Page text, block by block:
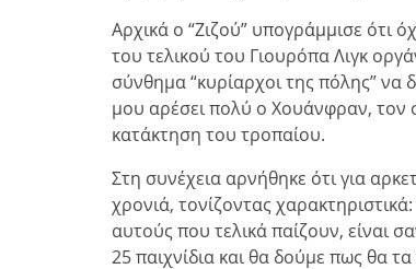
Αρχικά ο “Ζιζού” υπογράμμισε ότι
του τελικού του Γιουρόπα Λιγκ
σύνθημα “κυρίαρχοι της πόλης” να
μου αρέσει πολύ ο Χουάνφραν, τον
κατάκτηση του τροπαίου.
Στη συνέχεια αρνήθηκε ότι για
χρονιά, τονίζοντας
αυτούς που τελικά παίζουν, είναι
25 παιχνίδια και θα δούμε πως θα